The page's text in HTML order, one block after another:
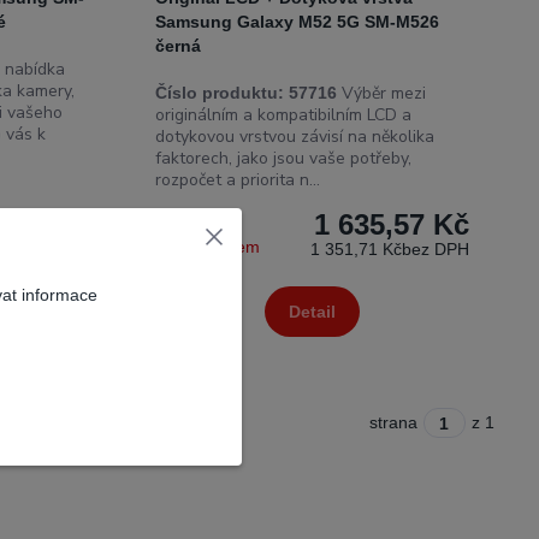
nabídka
kamery,
vašeho
vás k
Samsung Galaxy M52 5G SM-M526
černá
Číslo produktu: 57716 Výběr mezi
originálním a kompatibilním LCD a
dotykovou vrstvou závisí na několika
faktorech, jako jsou vaše potřeby,
rozpočet a priorita n...
1 635,57 Kč
1 351,71 Kčbez DPH
Není skladem
Detail
strana z 1
informace